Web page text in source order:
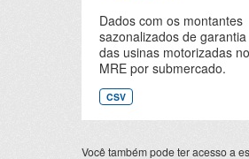
Dados com os montantes
sazonalizados de
das usinas motorizadas no
MRE por submercado.
CSV
Você também pode ter acesso a